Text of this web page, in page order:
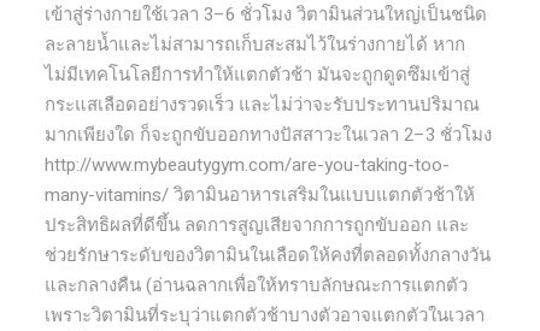
เข้าสู่ร่างกายใช้เวลา 3–6 ชั่วโมง วิตามินส่วนใหญ่เป็นชนิด
ละลายน้ำและไม่สามารถเก็บสะสมไว้ในร่างกายได้ หาก
ไม่มีเทคโนโลยีการทำให้แตกตัวช้า มันจะถูกดูดซึมเข้าสู่
กระแสเลือดอย่างรวดเร็ว และไม่ว่าจะรับประทานปริมาณ
มากเพียงใด ก็จะถูกขับออกทางปัสสาวะในเวลา 2–3 ชั่วโมง
http://www.mybeautygym.com/are-you-taking-too-
many-vitamins/ วิตามินอาหารเสริมในแบบแตกตัวช้าให้
ประสิทธิผลที่ดีขึ้น ลดการสูญเสียจากการถูกขับออก และ
ช่วยรักษาระดับของวิตามินในเลือดให้คงที่ตลอดทั้งกลางวัน
และกลางคืน (อ่านฉลากเพื่อให้ทราบลักษณะการแตกตัว
เพราะวิตามินที่ระบุว่าแตกตัวช้าบางตัวอาจแตกตัวในเวลา